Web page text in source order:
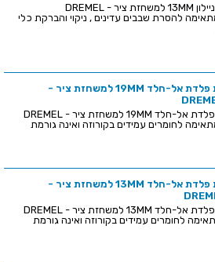
מברשת ניילון 13MM למשחזת ציר - DREMEL
♦ מתאימה להסרת שבבים עדינים , ניקוי והברקת כלי
מברשת פלדת אל-חלד 19MM למשחזת ציר -
מברשת פלדת אל-חלד 19MM למשחזת ציר - DREMEL
♦ מתאימה לחומרים עמידים בקורוזה ואינה גורמת
מברשת פלדת אל-חלד 13MM למשחזת ציר -
מברשת פלדת אל-חלד 13MM למשחזת ציר - DREMEL
מתאימה לחומרים עמידים בקורוזה ואינה גורמת